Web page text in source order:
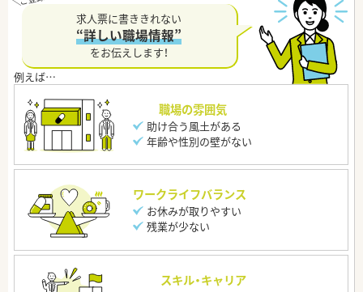
求人票に書ききれない
“詳しい職場情報”
をお伝えします！
職場の雰囲気
助け合う風土がある
年齢や性別の壁がない
ワークライフバランス
お休みが取りやすい
残業が少ない
スキル・キャリア